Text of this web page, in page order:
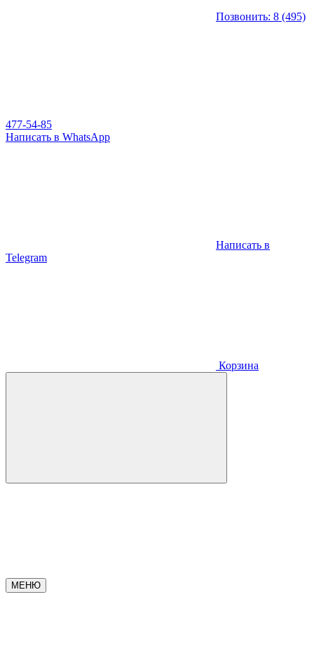
Позвонить: 8 (495)
477-54-85
Написать в WhatsApp
Написать в
Telegram
Корзина
МЕНЮ